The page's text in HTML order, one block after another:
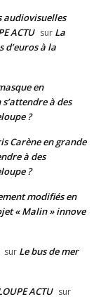
audiovisuelles
ACTU sur La
à la
en
à des
?
Carène en grande
à des
?
modifiés en
« Malin » innove
sur Le bus de mer
ACTU sur